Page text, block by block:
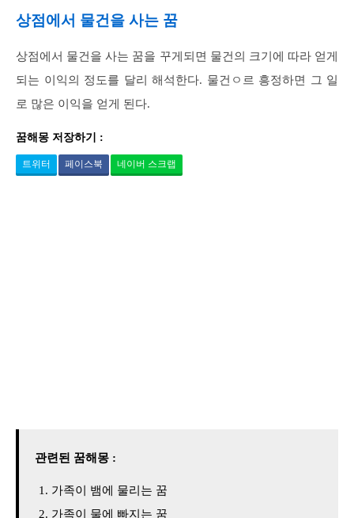
상점에서 물건을 사는 꿈
상점에서 물건을 사는 꿈을 꾸게되면 물건의 크기에 따라 얻게
되는 이익의 정도를 달리 해석한다. 물건ㅇ르 흥정하면 그 일
로 많은 이익을 얻게 된다.
꿈해몽 저장하기 :
트위터 페이스북 네이버 스크랩
관련된 꿈해몽 :
가족이 뱀에 물리는 꿈
가족이 물에 빠지는 꿈